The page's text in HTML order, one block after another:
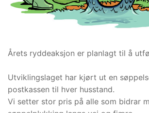
Årets ryddeaksjon er planlagt til å
Utviklingslaget har kjørt ut en
postkassen til hver husstand.
Vi setter stor pris på alle som bidrar